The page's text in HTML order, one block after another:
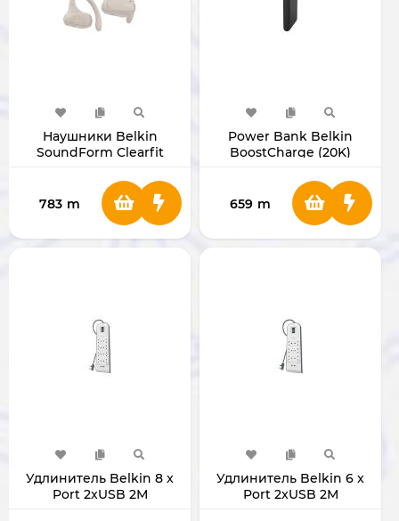
Наушники Belkin
SoundForm Clearfit
783 m
Power Bank Belkin
BoostCharge (20K)
659 m
Удлинитель Belkin 8 x
Port 2xUSB 2М
Удлинитель Belkin 6 x
Port 2xUSB 2М